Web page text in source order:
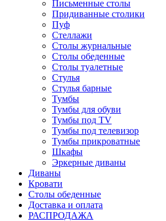
Письменные столы
Придиванные столики
Пуф
Стеллажи
Столы журнальные
Столы обеденные
Столы туалетные
Стулья
Стулья барные
Тумбы
Тумбы для обуви
Тумбы под TV
Тумбы под телевизор
Тумбы прикроватные
Шкафы
Эркерные диваны
Диваны
Кровати
Столы обеденные
Доставка и оплата
РАСПРОДАЖА